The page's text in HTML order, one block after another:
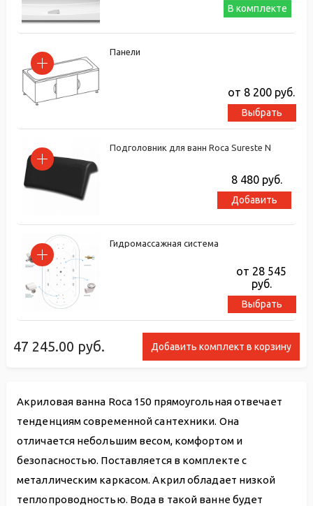
47 245.00 руб. Добавить комплект в корзину
В комплекте
Панели
от 8 200 руб.
Выбрать
Подголовник для ванн Roca Sureste N
8 480руб.
Добавить
Гидромассажная система
от 28 545
руб.
Выбрать
Акриловая ванна Roca 150 прямоугольная отвечает
тенденциям современной сантехники. Она
отличается небольшим весом, комфортом и
безопасностью. Поставляется в комплекте с
металлическим каркасом. Акрил обладает низкой
теплопроводностью. Вода в такой ванне будет